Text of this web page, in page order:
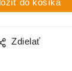
Zdielať